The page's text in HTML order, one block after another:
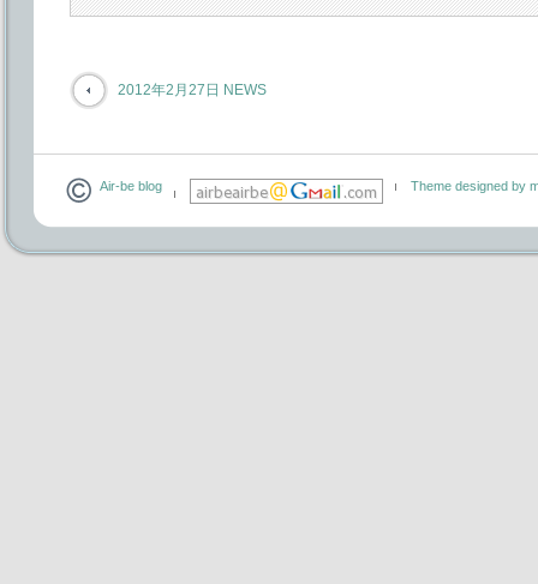
2012年2月27日 NEWS
Air-be blog Theme designed by